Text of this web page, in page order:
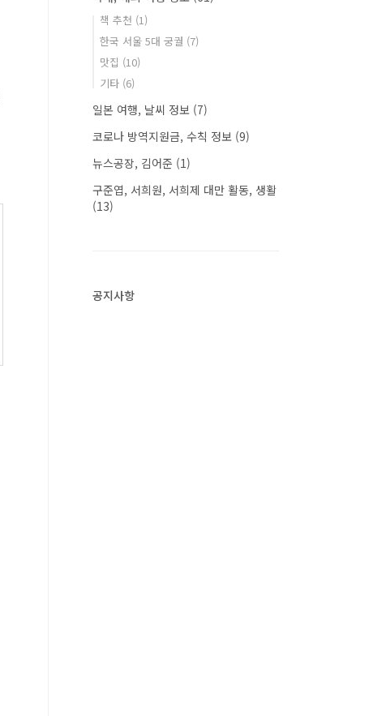
책 추천 (1)
한국 서울 5대 궁궐 (7)
맛집 (10)
기타 (6)
일본 여행, 날씨 정보 (7)
코로나 방역지원금, 수칙 정보 (9)
뉴스공장, 김어준 (1)
구준엽, 서희원, 서희제 대만 활동, 생활
(13)
공지사항